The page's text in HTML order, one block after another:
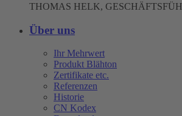
THOMAS HELK,
Über uns
Ihr Mehrwert
Produkt Blähton
Zertifikate etc.
Referenzen
Historie
CN Kodex